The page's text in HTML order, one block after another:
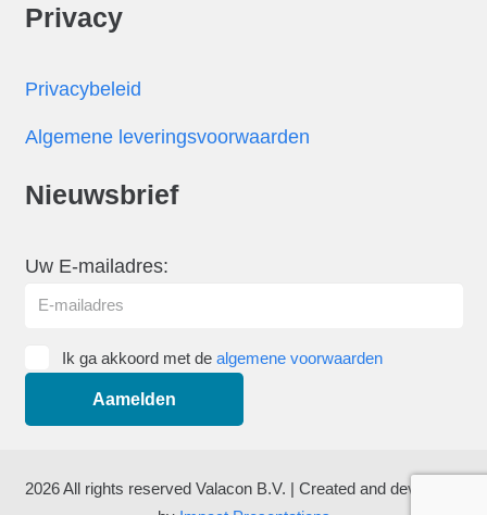
Privacy
Privacybeleid
Algemene leveringsvoorwaarden
Nieuwsbrief
Uw E-mailadres:
Ik ga akkoord met de algemene voorwaarden
2026 All rights reserved Valacon B.V. | Created and developed